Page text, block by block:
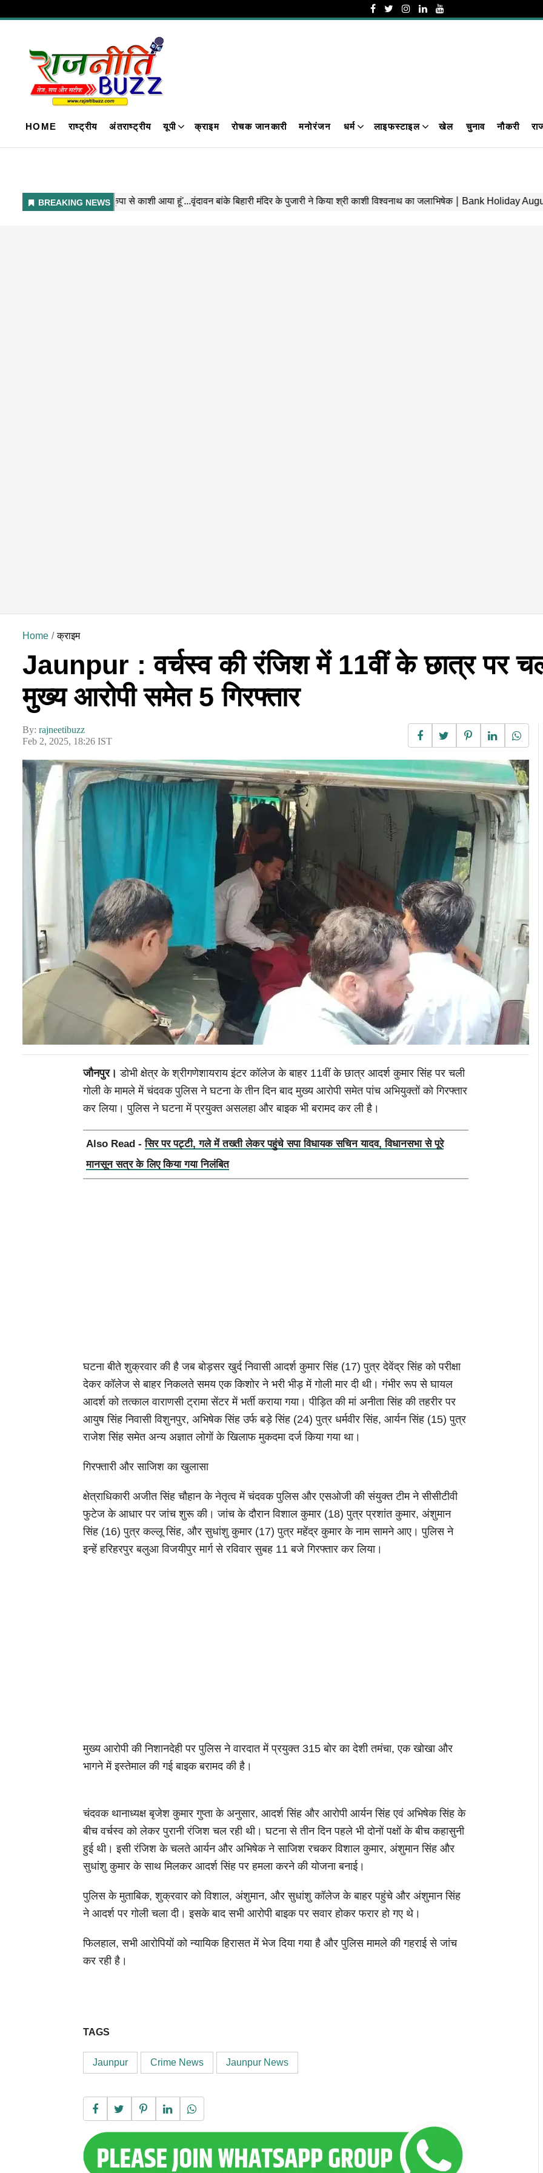
HOME राष्ट्रीय अंतराष्ट्रीय यूपी क्राइम रोचक जानकारी मनोरंजन धर्म लाइफस्टाइल खेल चुनाव नौकरी
Home क्राइम
Jaunpur : वर्चस्व की रंजिश में 11वीं के छात्र पर
मुख्य आरोपी समेत 5 गिरफ्तार
By: rajneetibuzz
Feb 2, 2025, 18:26 IST
जौनपुर।डोभी क्षेत्र के श्रीगणेशायराय इंटर कॉलेज के बाहर 11वीं के छात्र आदर्श कुमार सिंह पर चली
गोली के मामले में चंदवक पुलिस ने घटना के तीन दिन बाद मुख्य आरोपी समेत पांच अभियुक्तों को गिरफ्तार
कर लिया। पुलिस ने घटना में प्रयुक्त असलहा और बाइक भी बरामद कर ली है।
Also Read -सिर पर पट्टी, गले में तख्ती लेकर पहुंचे सपा विधायक सचिन यादव, विधानसभा से पूरे
मानसून सत्र के लिए किया गया निलंबित
घटना बीते शुक्रवार की है जब बोड़सर खुर्द निवासी आदर्श कुमार सिंह (17) पुत्र देवेंद्र सिंह को परीक्षा
देकर कॉलेज से बाहर निकलते समय एक किशोर ने भरी भीड़ में गोली मार दी थी। गंभीर रूप से घायल
आदर्श को तत्काल वाराणसी ट्रामा सेंटर में भर्ती कराया गया। पीड़ित की मां अनीता सिंह की तहरीर पर
आयुष सिंह निवासी विशुनपुर, अभिषेक सिंह उर्फ बड़े सिंह (24) पुत्र धर्मवीर सिंह, आर्यन सिंह (15) पुत्र
राजेश सिंह समेत अन्य अज्ञात लोगों के खिलाफ मुकदमा दर्ज किया गया था।
गिरफ्तारी और साजिश का खुलासा
क्षेत्राधिकारी अजीत सिंह चौहान के नेतृत्व में चंदवक पुलिस और एसओजी की संयुक्त टीम ने सीसीटीवी
फुटेज के आधार पर जांच शुरू की। जांच के दौरान विशाल कुमार (18) पुत्र प्रशांत कुमार, अंशुमान
सिंह (16) पुत्र कल्लू सिंह, और सुधांशु कुमार (17) पुत्र महेंद्र कुमार के नाम सामने आए। पुलिस ने
इन्हें हरिहरपुर बलुआ विजयीपुर मार्ग से रविवार सुबह 11 बजे गिरफ्तार कर लिया।
मुख्य आरोपी की निशानदेही पर पुलिस ने वारदात में प्रयुक्त 315 बोर का देशी तमंचा, एक खोखा और
भागने में इस्तेमाल की गई बाइक बरामद की है।
चंदवक थानाध्यक्ष बृजेश कुमार गुप्ता के अनुसार, आदर्श सिंह और आरोपी आर्यन सिंह एवं अभिषेक सिंह के
बीच वर्चस्व को लेकर पुरानी रंजिश चल रही थी। घटना से तीन दिन पहले भी दोनों पक्षों के बीच कहासुनी
हुई थी। इसी रंजिश के चलते आर्यन और अभिषेक ने साजिश रचकर विशाल कुमार, अंशुमान सिंह और
सुधांशु कुमार के साथ मिलकर आदर्श सिंह पर हमला करने की योजना बनाई।
पुलिस के मुताबिक, शुक्रवार को विशाल, अंशुमान, और सुधांशु कॉलेज के बाहर पहुंचे और अंशुमान सिंह
ने आदर्श पर गोली चला दी। इसके बाद सभी आरोपी बाइक पर सवार होकर फरार हो गए थे।
फिलहाल, सभी आरोपियों को न्यायिक हिरासत में भेज दिया गया है और पुलिस मामले की गहराई से जांच
कर रही है।
TAGS
Jaunpur Crime News Jaunpur News